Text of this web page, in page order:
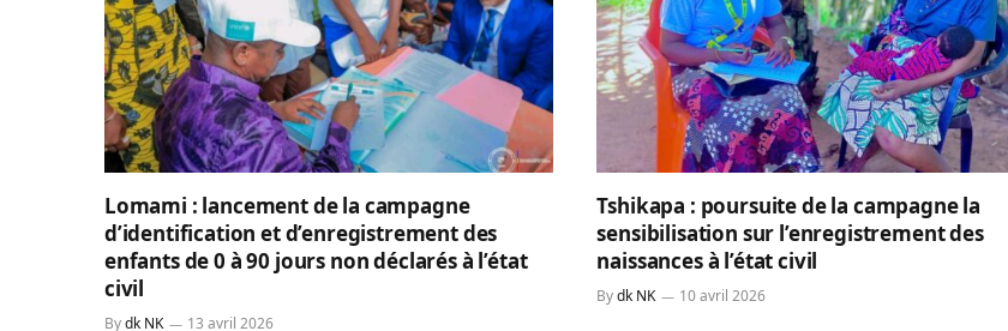
Lomami : lancement de la campagne
d’identification et d’enregistrement des
enfants de 0 à 90 jours non déclarés à l’état
civil
Bydk NK 13 avril 2026
Tshikapa : poursuite de la campagne la
sensibilisation sur l’enregistrement des
naissances à l’état civil
By dk NK 10 avril 2026